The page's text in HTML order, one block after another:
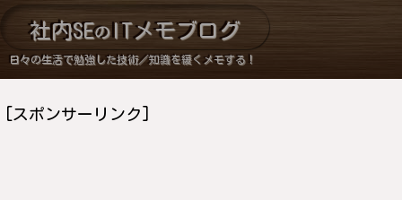
社内SEのITメモブログ
日々の生活で勉強した技術／知識を緩くメモする！
[スポンサーリンク]